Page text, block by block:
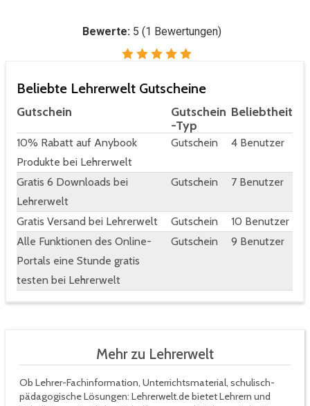
Bewerte: 5 (1 Bewertungen)
Beliebte Lehrerwelt Gutscheine
Gutschein
Gutschein
-Typ
Beliebtheit
10% Rabatt auf Anybook
Produkte bei Lehrerwelt
Gutschein 4 Benutzer
Gratis 6 Downloads bei
Lehrerwelt
Gutschein 7 Benutzer
Gratis Versand bei Lehrerwelt Gutschein
10 Benutzer
Alle Funktionen des Online-
Portals eine Stunde gratis
testen bei Lehrerwelt
Gutschein 9 Benutzer
Mehr zu Lehrerwelt
Ob Lehrer-Fachinformation, Unterrichtsmaterial, schulisch-
pädagogische Lösungen: Lehrerwelt.de bietet Lehrern und